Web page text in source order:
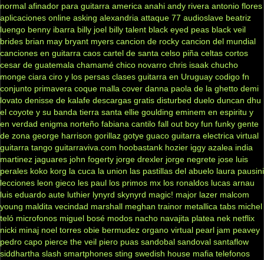
normal afinador para guitarra america anahi andy rivera antonio flores
aplicaciones online asking alexandria attaque 77 audioslave beatriz
luengo benny ibarra billy joel billy talent black eyed peas black veil
brides brian may bryant myers cancion de rocky cancion del mundial
canciones en guitarra caos cartel de santa celso piña celtas cortos
cesar de guatemala chamamé chico novarro chris isaak chucho
monge ciara ciro y los persas clases guitarra en Uruguay codigo fn
conjunto primavera coque malla cover danna paola de la ghetto demi
lovato denisse de kalafe descargas gratis disturbed duelo duncan dhu
el coyote y su banda tierra santa ellie goulding eminem en espiritu y
en verdad enigma norteño fabiana cantilo fall out boy fun funky gente
de zona george harrison gorillaz gotye guaco guitarra electrica virtual
guitarra tango guitarraviva.com hoobastank hozier iggy azalea india
martinez jaguares john fogerty jorge drexler jorge negrete jose luis
perales koko korg la cuca la union las pastillas del abuelo laura pausini
lecciones leon gieco les paul los primos mx los ronaldos lucas arnau
luis eduardo aute luthier lynyrd skynyrd magic! major lazer malcom
young maldita vecindad marshall meghan trainor metallica tabs michel
teló microfonos miguel bosé modos nacho navajita platea nek netflix
nicki minaj noel torres obie bermudez organo virtual pearl jam peavey
pedro capo pierce the veil piero puas sandobal sandoval santaflow
siddhartha slash smartphones sting swedish house mafia telefonos